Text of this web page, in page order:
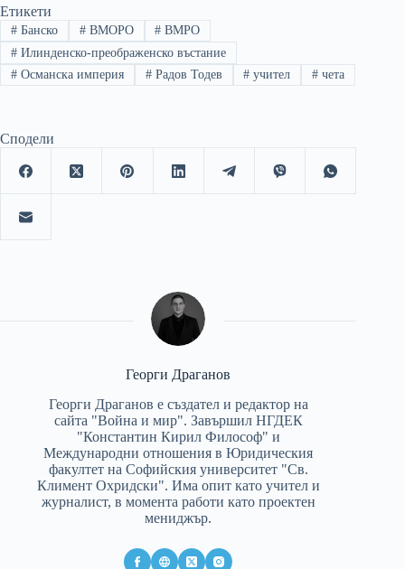
Етикети
#Банско #ВМОРО # ВМРО
#Илинденско-преображенско въстание
#Османска империя #Радов Тодев # учител # чета
Сподели
Георги Драганов
Георги Драганов е създател и редактор на
сайта "Война и мир". Завършил НГДЕК
"Константин Кирил Философ" и
Международни отношения в Юридическия
факултет на Софийския университет "Св.
Климент Охридски". Има опит като учител и
журналист, в момента работи като проектен
мениджър.